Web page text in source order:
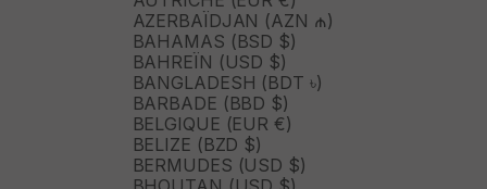
AZERBAÏDJAN (AZN ₼)
BAHAMAS (BSD $)
BAHREÏN (USD $)
BANGLADESH (BDT ৳)
BARBADE (BBD $)
BELGIQUE (EUR €)
BELIZE (BZD $)
BERMUDES (USD $)